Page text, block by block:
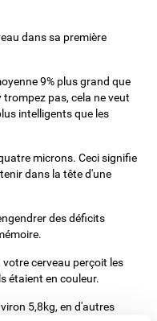
dans sa première
9% plus grand que
pas, cela ne veut
intelligents que les
microns. Ceci signifie
dans la tête d'une
des déficits
votre cerveau perçoit les
étaient en couleur.
5,8kg, en d'autres